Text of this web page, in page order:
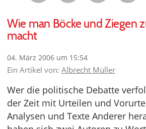
Wie man Böcke und Ziegen
macht
04. März 2006 um 15:54
Ein Artikel von: Albrecht Müller
Wer die politische Debatte
der Zeit mit Urteilen und
Analysen und Texte Anderer